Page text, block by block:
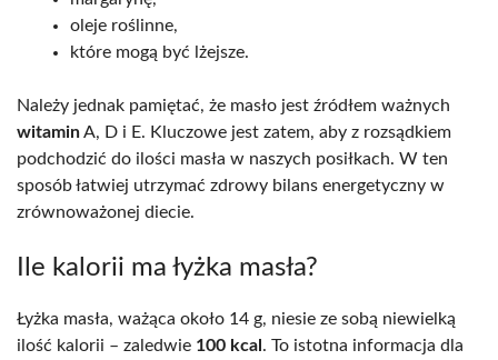
oleje roślinne,
które mogą być lżejsze.
Należy jednak pamiętać, że masło jest źródłem ważnych
witaminA, D i E. Kluczowe jest zatem, aby z rozsądkiem
podchodzić do ilości masła w naszych posiłkach. W ten
sposób łatwiej utrzymać zdrowy bilans energetyczny w
zrównoważonej diecie.
Ile kalorii ma łyżka masła?
Łyżka masła, ważąca około 14 g, niesie ze sobą niewielką
ilość kalorii – zaledwie 100 kcal . To istotna informacja dla